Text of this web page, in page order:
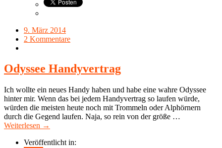
9. März 2014
2 Kommentare
Odyssee Handyvertrag
Ich wollte ein neues Handy haben und habe eine wahre Odyssee
hinter mir. Wenn das bei jedem Handyvertrag so laufen würde,
würden die meisten heute noch mit Trommeln oder Alphörnern
durch die Gegend laufen. Naja, so rein von der größe …
Weiterlesen →
Veröffentlicht in: